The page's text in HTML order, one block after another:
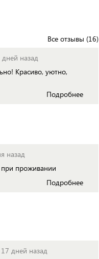
Все отзывы (16)
назад
Красиво, уютно,
Подробнее
назад
проживании
Подробнее
дней назад